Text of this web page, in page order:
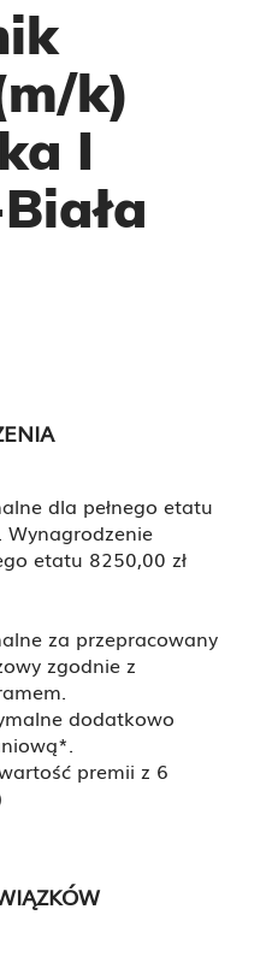
k)
I
dla pełnego etatu
Wynagrodzenie
etatu 8250,00 zł
za przepracowany
zgodnie z
dodatkowo
premii z 6